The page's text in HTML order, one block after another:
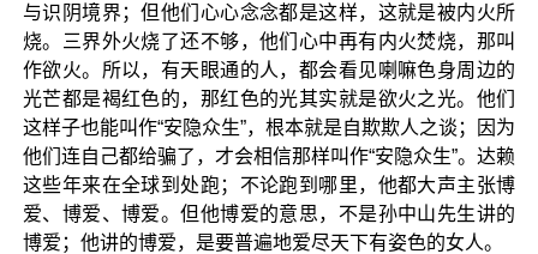
与识阴境界；但他们心心念念都是这样，这就是被内火所
烧。三界外火烧了还不够，他们心中再有内火焚烧，那叫
作欲火。所以，有天眼通的人，都会看见喇嘛色身周边的
光芒都是褐红色的，那红色的光其实就是欲火之光。他们
这样子也能叫作“安隐众生”，根本就是自欺欺人之谈；因为
他们连自己都给骗了，才会相信那样叫作“安隐众生”。达赖
这些年来在全球到处跑；不论跑到哪里，他都大声主张博
爱、博爱、博爱。但他博爱的意思，不是孙中山先生讲的
博爱；他讲的博爱，是要普遍地爱尽天下有姿色的女人。